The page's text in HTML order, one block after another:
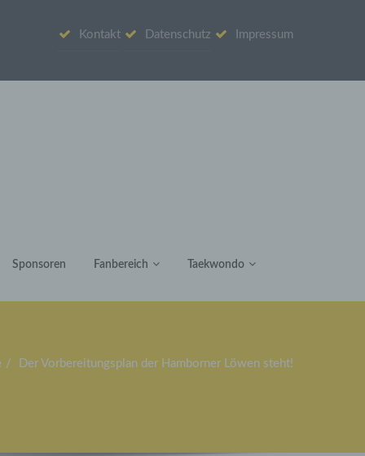
Kontakt Datenschutz Impressum
Sponsoren Fanbereich Taekwondo
Der Vorbereitungsplan der Hamborner Löwen steht!